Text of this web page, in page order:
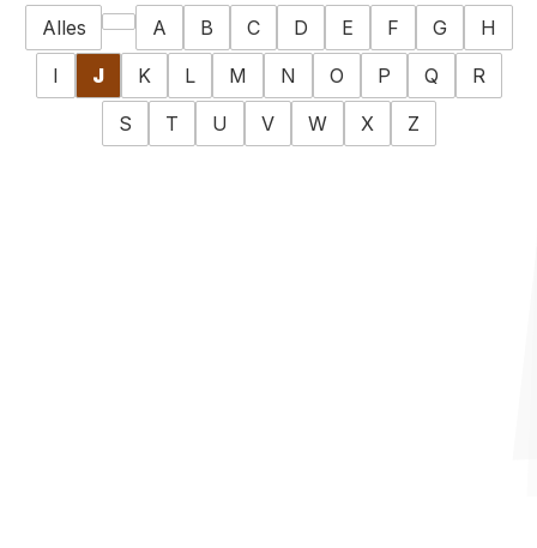
Alles A B C D E F G
H
I
J K L M N O P Q
R
S
T U V W X Z